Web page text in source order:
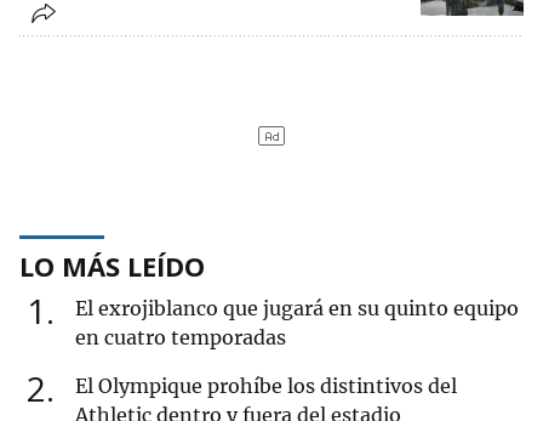
LO MÁS LEÍDO
1
El exrojiblanco que jugará en su quinto equipo
en cuatro temporadas
2
El Olympique prohíbe los distintivos del
Athletic dentro y fuera del estadio